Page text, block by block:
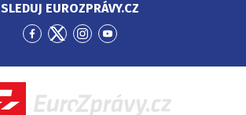
SLEDUJ EUROZPRÁVY.CZ
Přejít
Facebook
Přejít
Twitter
Přejít
Instagram
Přejít
YouTube
EuroZprávy.cz